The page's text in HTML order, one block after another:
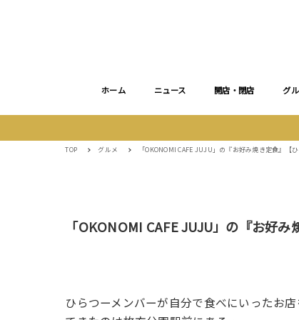
ホーム ニュース 開店・閉店 グ
TOP グルメ 「OKONOMI CAFE JUJU」の『お好み焼き定食』【ひ
「OKONOMI CAFE JUJU」の『お好み
ひらつーメンバーが自分で食べにいったお